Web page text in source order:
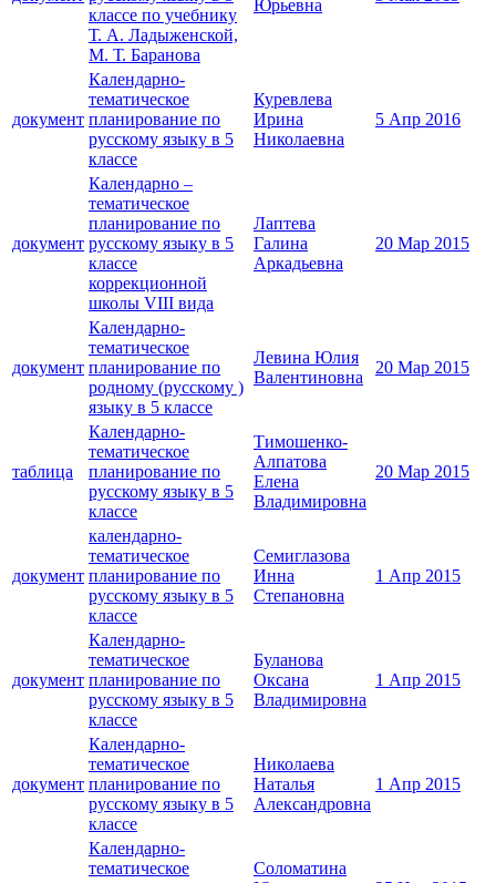
классе по учебнику
Т. А. Ладыженской,
М. Т. Баранова
Юрьевна
документ
Календарно-
тематическое
планирование по
русскому языку в 5
классе
Куревлева
Ирина
Николаевна
5 Апр 2016
документ
Календарно –
тематическое
планирование по
русскому языку в 5
классе
коррекционной
школы VIII вида
Лаптева
Галина
Аркадьевна
20 Мар 2015
документ
Календарно-
тематическое
планирование по
родному (русскому )
языку в 5 классе
Левина Юлия
Валентиновна
20 Мар 2015
таблица
Календарно-
тематическое
планирование по
русскому языку в 5
классе
Тимошенко-
Алпатова
Елена
Владимировна
20 Мар 2015
документ
календарно-
тематическое
планирование по
русскому языку в 5
классе
Семиглазова
Инна
Степановна
1 Апр 2015
документ
Календарно-
тематическое
планирование по
русскому языку в 5
классе
Буланова
Оксана
Владимировна
1 Апр 2015
документ
Календарно-
тематическое
планирование по
русскому языку в 5
классе
Николаева
Наталья
Александровна
1 Апр 2015
Календарно-
тематическое
Соломатина